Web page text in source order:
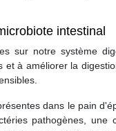
intestinal
sur notre système
à améliorer la
dans le pain
pathogènes, une